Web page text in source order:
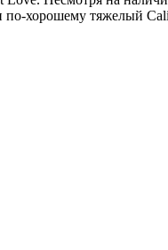
хорошему тяжелый